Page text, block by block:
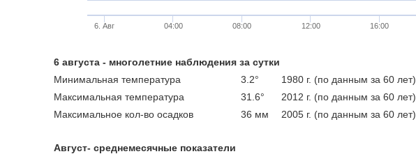
6. Авг 04:00 08:00 12:00 16:00
6 августа - многолетние наблюдения за сутки
Минимальная температура
3.2°
1980 г. (по данным за 60 лет)
Максимальная температура
31.6°
2012 г. (по данным за 60 лет)
Максимальное кол-во осадков
36 мм 2005 г. (по данным за 60 лет)
Август- среднемесячные показатели